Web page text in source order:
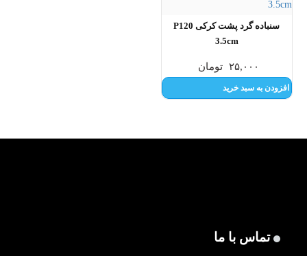
سنباده گرد پشت کرکی P120
3.5cm
تومان ۲۵,۰۰۰
افزودن به سبد خرید
تماس با ما